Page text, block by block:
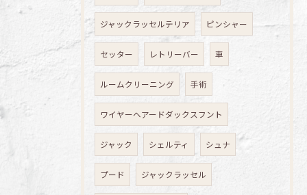
ジャックラッセルテリア ピンシャー
セッター レトリーバー 車
ルームクリーニング 手術
ワイヤーヘアードダックスフント
ジャック シェルティ シュナ
プード ジャックラッセル